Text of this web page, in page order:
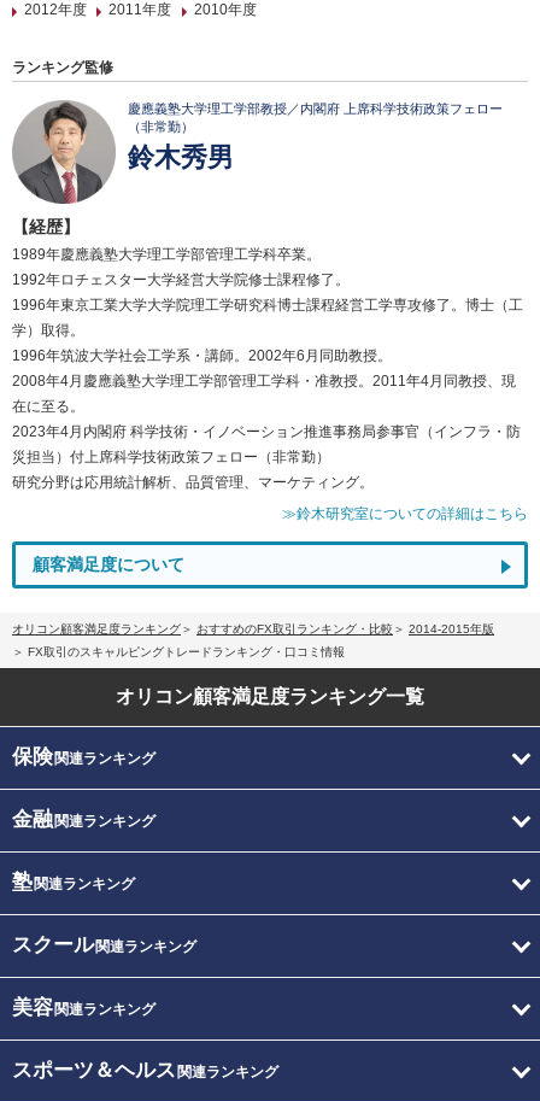
2012年度
2011年度 2010年度
ランキング監修
慶應義塾大学理工学部教授／内閣府 上席科学技術政策フェロー
（非常勤）
鈴木秀男
【経歴】
1989年慶應義塾大学理工学部管理工学科卒業。
1992年ロチェスター大学経営大学院修士課程修了。
1996年東京工業大学大学院理工学研究科博士課程経営工学専攻修了。博士（工
学）取得。
1996年筑波大学社会工学系・講師。2002年6月同助教授。
2008年4月慶應義塾大学理工学部管理工学科・准教授。2011年4月同教授、現
在に至る。
2023年4月内閣府 科学技術・イノベーション推進事務局参事官（インフラ・防
災担当）付上席科学技術政策フェロー（非常勤）
研究分野は応用統計解析、品質管理、マーケティング。
≫鈴木研究室についての詳細はこちら
顧客満足度について
オリコン顧客満足度ランキング おすすめのFX取引ランキング・比較
2014-2015年版
FX取引のスキャルピングトレードランキング・口コミ情報
オリコン顧客満足度ランキング一覧
保険関連ランキング
金融関連ランキング
塾関連ランキング
スクール関連ランキング
美容関連ランキング
スポーツ＆ヘルス 関連ランキング